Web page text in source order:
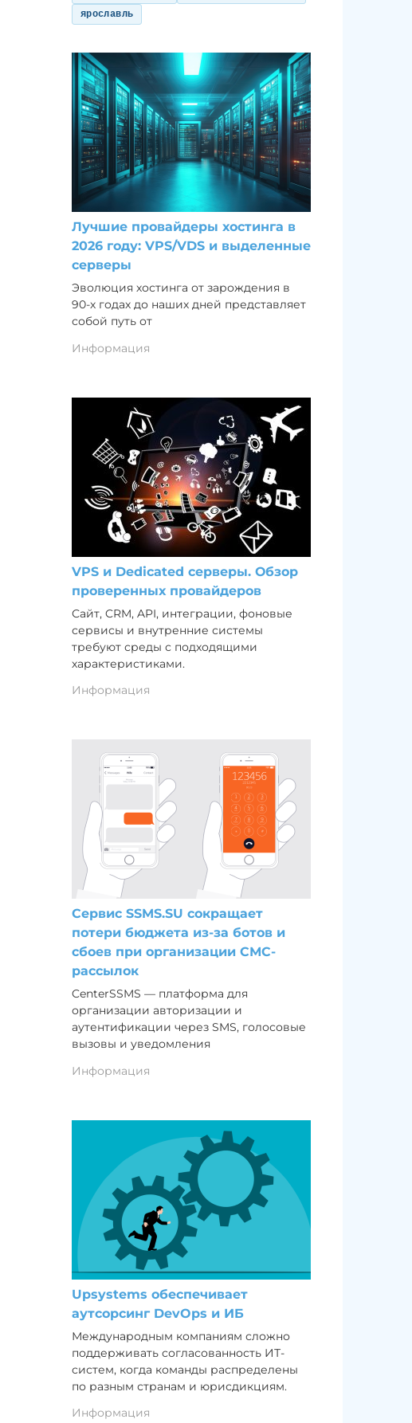
ярославль
Лучшие провайдеры хостинга в
2026 году: VPS/VDS и выделенные
серверы
Эволюция хостинга от зарождения в
90-х годах до наших дней представляет
собой путь от
Информация
VPS и Dedicated серверы. Обзор
проверенных провайдеров
Сайт, CRM, API, интеграции, фоновые
сервисы и внутренние системы
требуют среды с подходящими
характеристиками.
Информация
Сервис SSMS.SU сокращает
потери бюджета из-за ботов и
сбоев при организации СМС-
рассылок
CenterSSMS — платформа для
организации авторизации и
аутентификации через SMS, голосовые
вызовы и уведомления
Информация
Upsystems обеспечивает
аутсорсинг DevOps и ИБ
Международным компаниям сложно
поддерживать согласованность ИТ-
систем, когда команды распределены
по разным странам и юрисдикциям.
Информация